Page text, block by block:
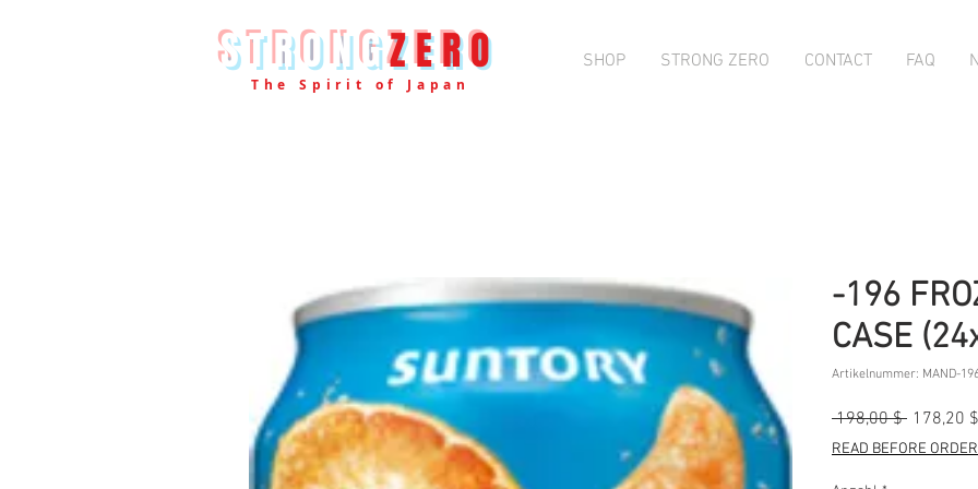
STRONGZERO
The Spirit of Japan
SHOP STRONG ZERO CONTACT FAQ
-196
CASE
Artikelnummer: MAND-
198,00 $ 178,20 $
READ BEFORE